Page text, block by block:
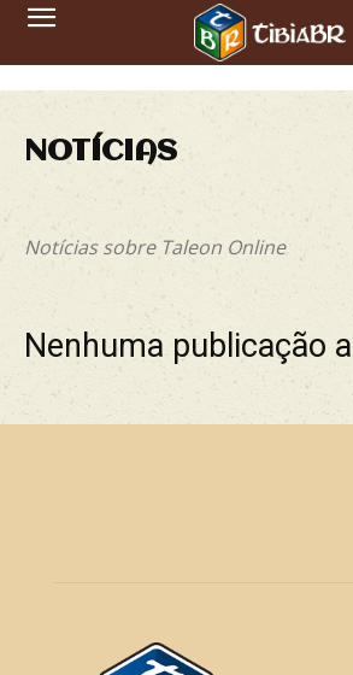
NOTÍCIAS
Notícias sobre Taleon Online
Nenhuma publicação